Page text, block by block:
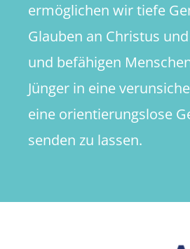
ermöglichen wir tiefe
Glauben an Christus
und befähigen
Jünger in eine
eine orientierungslose
senden zu lassen.